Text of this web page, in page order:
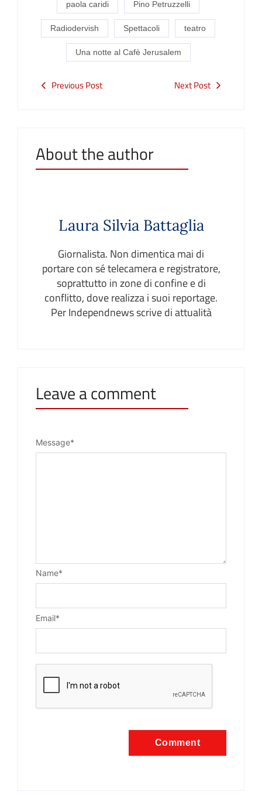
paola caridi Pino Petruzzelli
Radiodervish Spettacoli teatro
Una notte al Cafè Jerusalem
Previous Post Next Post
About the author
Laura Silvia Battaglia
Giornalista. Non dimentica mai di
portare con sé telecamera e registratore,
soprattutto in zone di confine e di
conflitto, dove realizza i suoi reportage.
Per Independnews scrive di attualità
Leave a comment
Message*
Name*
Email*